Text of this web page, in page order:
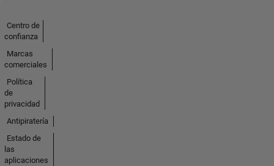
Centro de
confianza
Marcas
comerciales
Política
de
privacidad
Antipiratería
Estado de
las
aplicaciones